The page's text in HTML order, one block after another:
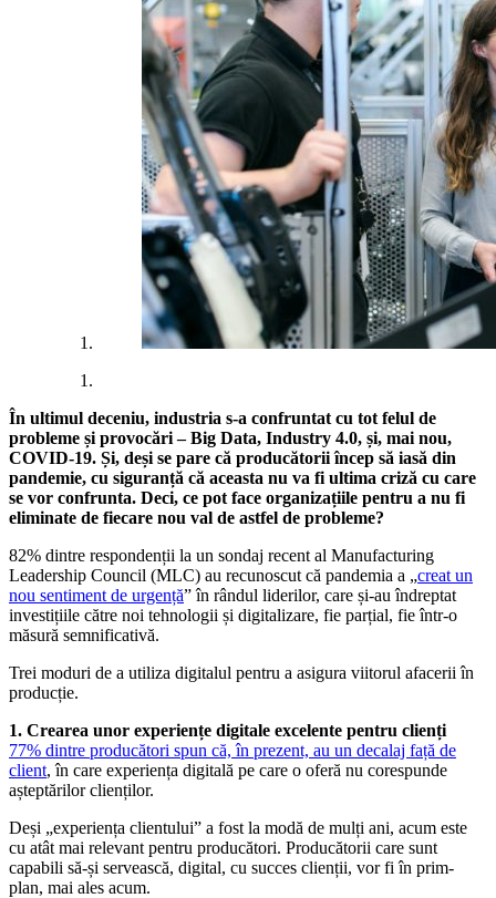
În ultimul deceniu, industria s-a confruntat cu tot felul de
probleme și provocări – Big Data, Industry 4.0, și, mai nou,
COVID-19. Și, deși se pare că producătorii încep să iasă din
pandemie, cu siguranță că aceasta nu va fi ultima criză cu care
se vor confrunta. Deci, ce pot face organizațiile pentru a nu fi
eliminate de fiecare nou val de astfel de probleme?
82% dintre respondenții la un sondaj recent al Manufacturing
Leadership Council (MLC) au recunoscut că pandemia a „creat un
nou sentiment de urgență” în rândul liderilor, care și-au îndreptat
investițiile către noi tehnologii și digitalizare, fie parțial, fie într-o
măsură semnificativă.
Trei moduri de a utiliza digitalul pentru a asigura viitorul afacerii în
producție.
1. Crearea unor experiențe digitale excelente pentru clienți
77% dintre producători spun că, în prezent, au un decalaj față de
client, în care experiența digitală pe care o oferă nu corespunde
așteptărilor clienților.
Deși „experiența clientului” a fost la modă de mulți ani, acum este
cu atât mai relevant pentru producători. Producătorii care sunt
capabili să-și servească, digital, cu succes clienții, vor fi în prim-
plan, mai ales acum.